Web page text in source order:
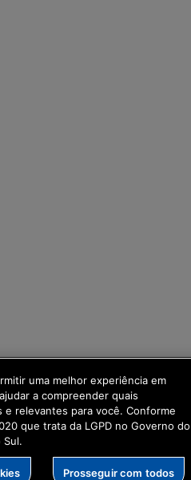
uma melhor experiência em
a compreender quais
e relevantes para você. Conforme
que trata da LGPD no Governo do
Sul.
Prosseguir com todos